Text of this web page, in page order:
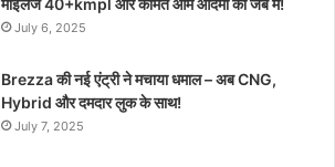
माइलेज 40+kmpl और कीमत आम आदमी की जेब में!
July 6, 2025
Brezza की नई एंट्री ने मचाया धमाल – अब CNG,
Hybrid और दमदार लुक के साथ!
July 7, 2025